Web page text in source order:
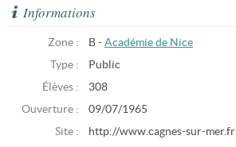
Informations
Zone : B - Académie de Nice
Type :
Public
Élèves :
308
Ouverture :
09/07/1965
Site :
http://www.cagnes-sur-mer.fr